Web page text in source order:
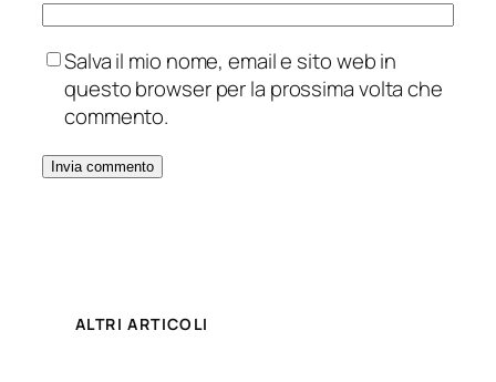
Salva il mio nome, email e sito web in
questo browser per la prossima volta che
commento.
ALTRI ARTICOLI